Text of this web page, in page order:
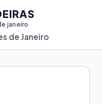
janeiro
de Janeiro